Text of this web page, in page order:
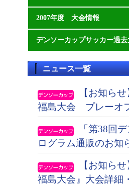
2007年度 大会情報
デンソーカップサッカー過
ニュース一覧
【お知ら
福島大会 プレーオ
「第38回
ログラム通販のお知
【お知ら
福島大会』大会詳細